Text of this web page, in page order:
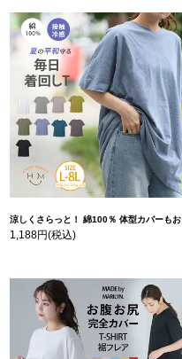
涼しくさらっと！ 綿100％ 体型カバーもお洒落も叶える 風合いコットン ゆるシルエット ドルマン | 大きいサイズの通販ならハッピーマリリン
1,188円(税込)